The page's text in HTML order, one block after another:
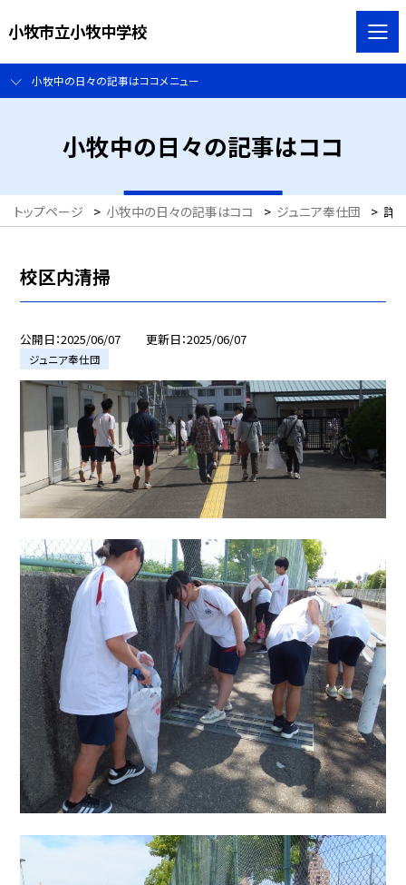
小牧市立小牧中学校
小牧中の日々の記事はココメニュー
小牧中の日々の記事はココ
トップページ > 小牧中の日々の記事はココ > ジュニア奉仕団 > 詳
校区内清掃
公開日 2025/06/07 更新日 2025/06/07
ジュニア奉仕団